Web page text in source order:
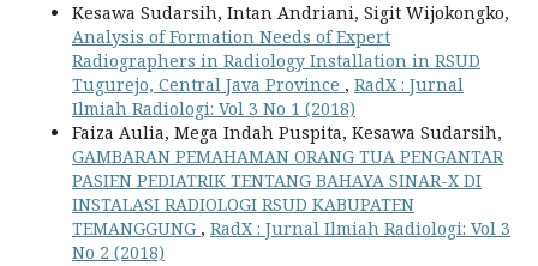
Kesawa Sudarsih, Intan Andriani, Sigit Wijokongko,
Analysis of Formation Needs of Expert
Radiographers in Radiology Installation in RSUD
Tugurejo, Central Java Province , RadX : Jurnal
Ilmiah Radiologi: Vol 3 No 1 (2018)
Faiza Aulia, Mega Indah Puspita, Kesawa Sudarsih,
GAMBARAN PEMAHAMAN ORANG TUA PENGANTAR
PASIEN PEDIATRIK TENTANG BAHAYA SINAR-X DI
INSTALASI RADIOLOGI RSUD KABUPATEN
TEMANGGUNG , RadX : Jurnal Ilmiah Radiologi: Vol 3
No 2 (2018)